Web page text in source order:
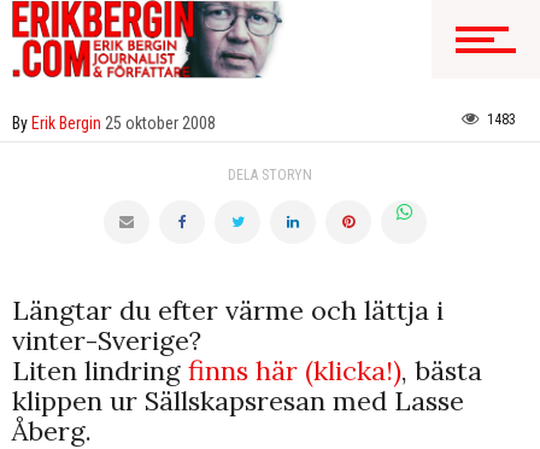
By Erik Bergin 25 oktober 2008 1483
DELA STORYN
Längtar du efter värme och lättja i
vinter-Sverige?
Liten lindring finns här (klicka!), bästa
klippen ur Sällskapsresan med Lasse
Åberg.